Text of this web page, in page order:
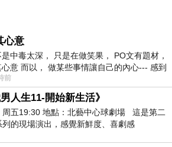
心意
中毒太深， 只是在做笑果， PO文有題材，
意 而以， 做某些事情讓自己的內心--- 感到
。
前
人生11-開始新生活》
周五19:30 地點：北藝中心球劇場 這是第二
的現場演出，感覺新鮮度、喜劇感